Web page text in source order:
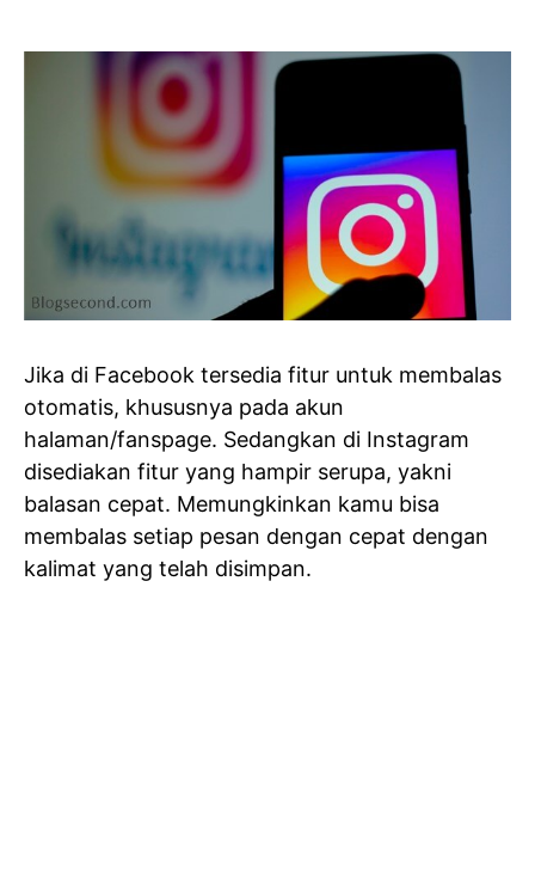
Jika di Facebook tersedia fitur untuk membalas
otomatis, khususnya pada akun
halaman/fanspage. Sedangkan di Instagram
disediakan fitur yang hampir serupa, yakni
balasan cepat. Memungkinkan kamu bisa
membalas setiap pesan dengan cepat dengan
kalimat yang telah disimpan.